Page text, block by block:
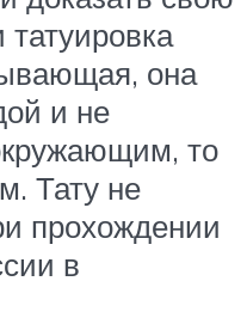
она
и не
то
Тату не
прохождении
в